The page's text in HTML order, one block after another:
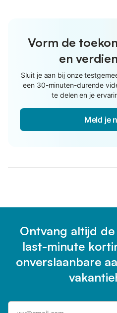
Vorm de
en
Sluit je aan bij onze
een 30-minuten-durende
te delen en je
Meld je
Ontvang altijd
last-minute
onverslaanbare